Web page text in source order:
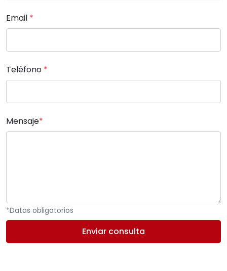
Email *
Teléfono *
Mensaje*
*Datos obligatorios
Enviar consulta